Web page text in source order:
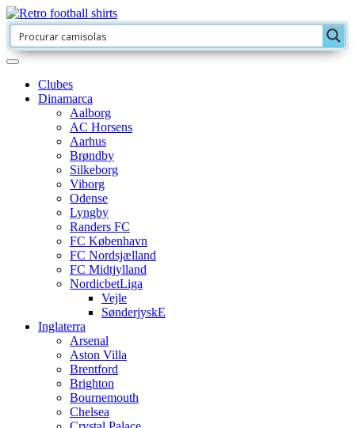
Clubes
Dinamarca
Aalborg
AC Horsens
Aarhus
Brøndby
Silkeborg
Viborg
Odense
Lyngby
Randers FC
FC København
FC Nordsjælland
FC Midtjylland
NordicbetLiga
Vejle
SønderjyskE
Inglaterra
Arsenal
Aston Villa
Brentford
Brighton
Bournemouth
Chelsea